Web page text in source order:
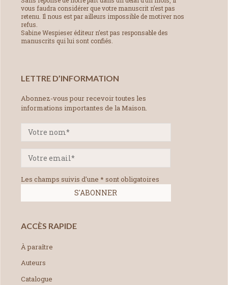
vous faudra considérer que votre manuscrit n’est pas
retenu. Il nous est par ailleurs impossible de motiver nos
refus.
Sabine Wespieser éditeur n’est pas responsable des
manuscrits qui lui sont confiés.
LETTRE D’INFORMATION
Abonnez-vous pour recevoir toutes les
informations importantes de la Maison.
Les champs suivis d'une * sont obligatoires
ACCÈS RAPIDE
À paraître
Auteurs
Catalogue